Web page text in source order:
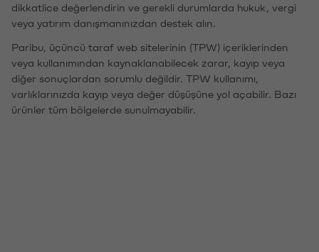
dikkatlice değerlendirin ve gerekli durumlarda hukuk, vergi
veya yatırım danışmanınızdan destek alın.
Paribu, üçüncü taraf web sitelerinin (TPW) içeriklerinden
veya kullanımından kaynaklanabilecek zarar, kayıp veya
diğer sonuçlardan sorumlu değildir. TPW kullanımı,
varlıklarınızda kayıp veya değer düşüşüne yol açabilir. Bazı
ürünler tüm bölgelerde sunulmayabilir.